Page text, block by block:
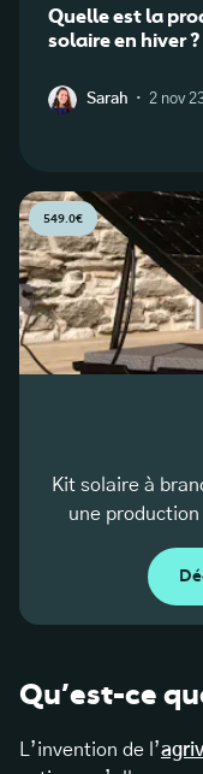
Quelle est la
solaire en hiver ?
Sarah · 2 nov
Kit solaire à
une
549.0€
Qu’est-ce
L’invention de l’